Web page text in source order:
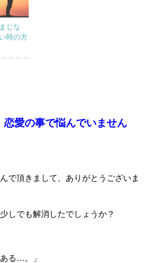
じな
時の方
恋愛の事で悩んでいません
で頂きまして、ありがとうございま
しでも解消したでしょうか？
る…。」